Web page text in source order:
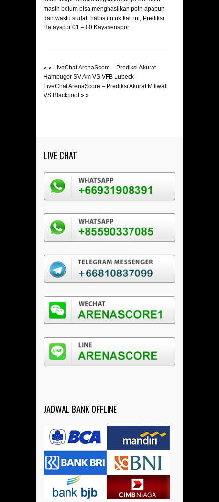
masih belum bisa menghasilkan poin apapun
dan waktu sudah habis untuk kali ini, Prediksi
Hatayspor 01 – 00 Kayaserispor.
« « LiveChat ArenaScore – Prediksi Akurat
Hambuger SV Am VS VFB Lubeck
LiveChat ArenaScore – Prediksi Akurat Millwall
VS Blackpool » »
LIVE CHAT
JADWAL BANK OFFLINE